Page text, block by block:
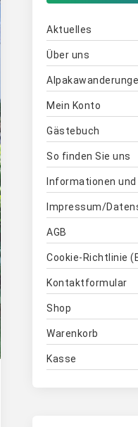
Aktuelles
Über uns
Mein Konto
Gästebuch
So finden Sie uns
Informationen und
Impressum/
AGB
Cookie-Richtlinie
Kontaktformular
Shop
Warenkorb
Kasse